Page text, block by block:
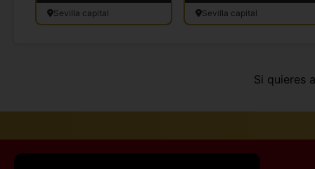
Sevilla capital Sevilla capital
Si quieres